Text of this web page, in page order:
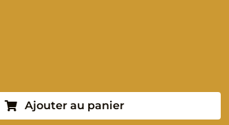
Ajouter au panier